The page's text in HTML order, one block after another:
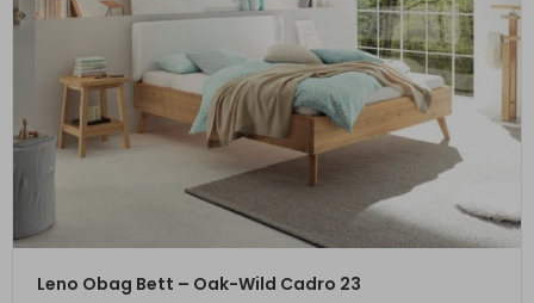
ZUM PRODUKT
Leno Obag Bett – Oak-Wild Cadro 23